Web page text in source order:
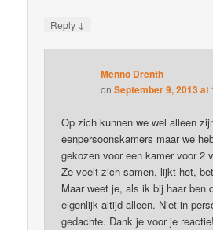
Reply ↓
Menno Drenth
onSeptember 9, 2013 at
Op zich kunnen we wel alleen
eenpersoonskamers maar we
gekozen voor een kamer voor 2
Ze voelt zich samen, lijkt het,
Maar weet je, als ik bij haar ben
eigenlijk altijd alleen. Niet in
gedachte. Dank je voor je reactie!